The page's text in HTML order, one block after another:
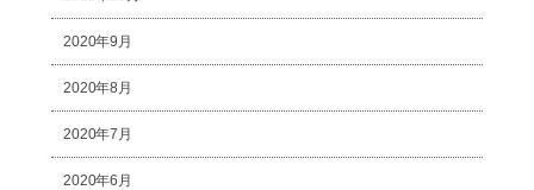
2020年9月
2020年8月
2020年7月
2020年6月